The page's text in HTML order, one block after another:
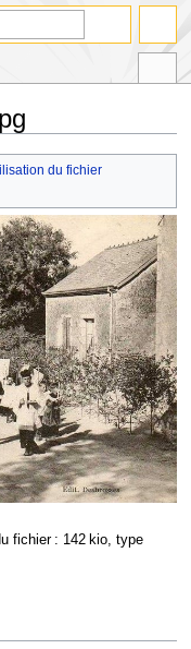
du fichier
fichier : 142 kio, type